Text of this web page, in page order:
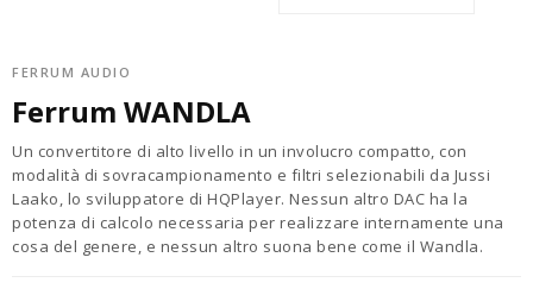
FERRUM AUDIO
Ferrum WANDLA
Un convertitore di alto livello in un involucro compatto, con
modalità di sovracampionamento e filtri selezionabili da Jussi
Laako, lo sviluppatore di HQPlayer. Nessun altro DAC ha la
potenza di calcolo necessaria per realizzare internamente una
cosa del genere, e nessun altro suona bene come il Wandla.